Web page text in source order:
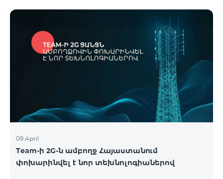
09 April
Team-ի 2G-ն ամբողջ Հայաստանում
փոխարինվել է նոր տեխնոլոգիաներով